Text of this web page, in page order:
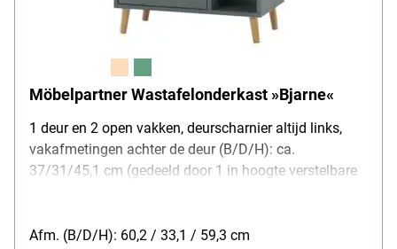
Möbelpartner Wastafelonderkast »Bjarne«
1 deur en 2 open vakken, deurscharnier altijd links,
vakafmetingen achter de deur (B/D/H): ca.
37/31/45,1 cm (gedeeld door 1 in hoogte verstelbare
praktische sifonuitsparing - lengte: ca. 22,5 cm,
Afm. (B/D/H): 60,2 / 33,1 / 59,3 cm